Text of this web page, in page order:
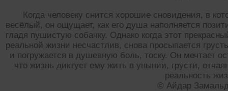
Когда человеку снится хорошие сновидения, в
весёлый, он ощущает, как его душа наполняется
гладя пушистую собачку. Однако когда этот
реальной жизни несчастлив, снова просыпается
и погружается в душевную боль, тоску. Он мечтает
что жизнь диктует ему жить в унынии, грусти,
реальность
© Айдар